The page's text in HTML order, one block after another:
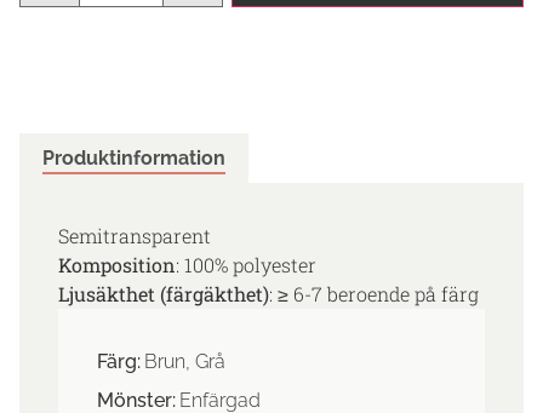
Produktinformation
Semitransparent
Komposition: 100% polyester
Ljusäkthet (färgäkthet): ≥ 6-7 beroende på färg
Färg: Brun, Grå
Mönster: Enfärgad